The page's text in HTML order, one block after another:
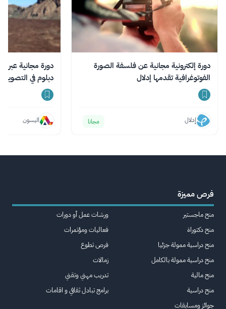
دورة إلكترونية مجانية عن فلسفة الصورة
الفوتوغرافية تقدمها إدلال
إدلال مجانا
دبلوم في التصوير
اليسون
فرص مميزة
منح ماجستير
منح دكتوراة
منح دراسية ممولة جزئيا
منح دراسية ممولة بالكامل
منح مالية
منح دراسية
جوائز ومسابقات
ورشات عمل أو دورات
فعاليات ومؤتمرات
فرص تطوع
زمالات
تدريب مهني وتقني
برامج تبادل ثقافي و اقامات